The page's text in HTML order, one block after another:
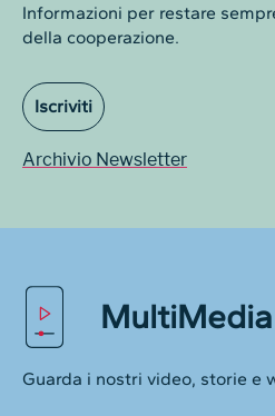
Informazioni per restare
della cooperazione.
Iscriviti
Archivio Newsletter
MultiMedia
Guarda i nostri video, storie e